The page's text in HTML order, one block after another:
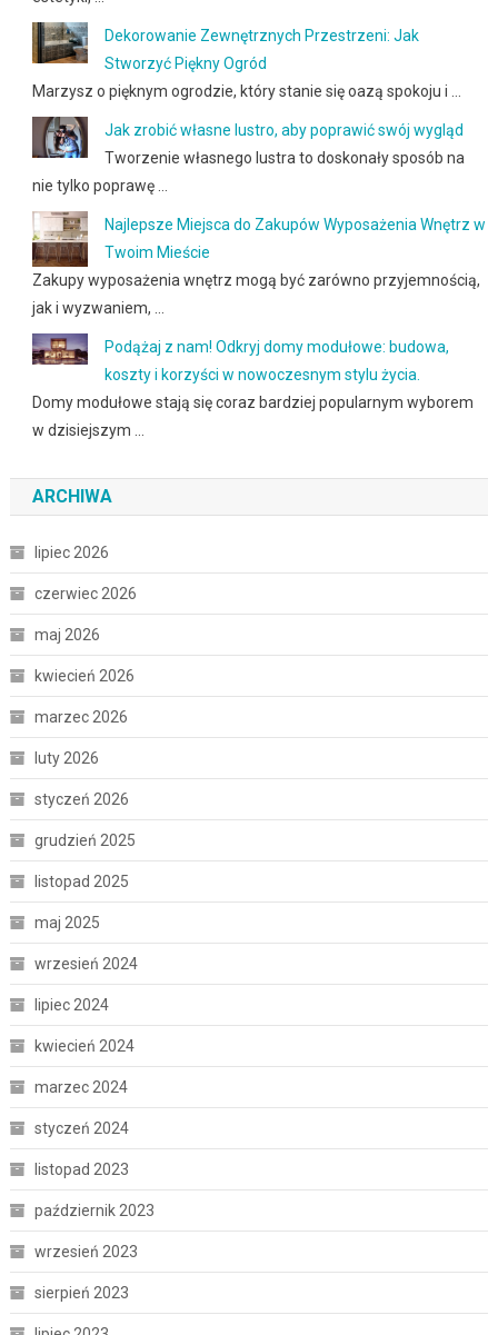
Dekorowanie Zewnętrznych Przestrzeni: Jak
Stworzyć Piękny Ogród
Marzysz o pięknym ogrodzie, który stanie się oazą spokoju i …
Jak zrobić własne lustro, aby poprawić swój wygląd
Tworzenie własnego lustra to doskonały sposób na
nie tylko poprawę …
Najlepsze Miejsca do Zakupów Wyposażenia Wnętrz w
Twoim Mieście
Zakupy wyposażenia wnętrz mogą być zarówno przyjemnością,
jak i wyzwaniem, …
Podążaj z nam! Odkryj domy modułowe: budowa,
koszty i korzyści w nowoczesnym stylu życia.
Domy modułowe stają się coraz bardziej popularnym wyborem
w dzisiejszym …
ARCHIWA
lipiec 2026
czerwiec 2026
maj 2026
kwiecień 2026
marzec 2026
luty 2026
styczeń 2026
grudzień 2025
listopad 2025
maj 2025
wrzesień 2024
lipiec 2024
kwiecień 2024
marzec 2024
styczeń 2024
listopad 2023
październik 2023
wrzesień 2023
sierpień 2023